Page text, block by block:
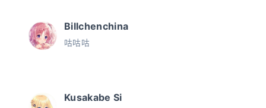
Billchenchina
咕咕咕
Kusakabe Si